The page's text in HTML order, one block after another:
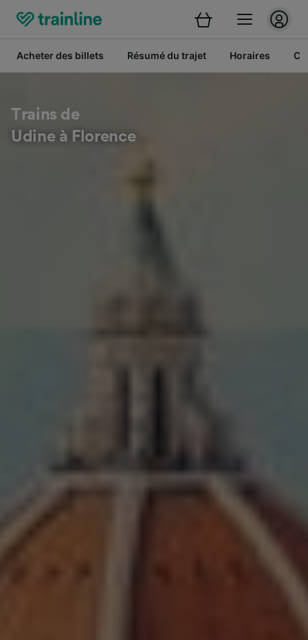
Acheter des billets Résumé du trajet Horaires
Trains de
Udine à Florence